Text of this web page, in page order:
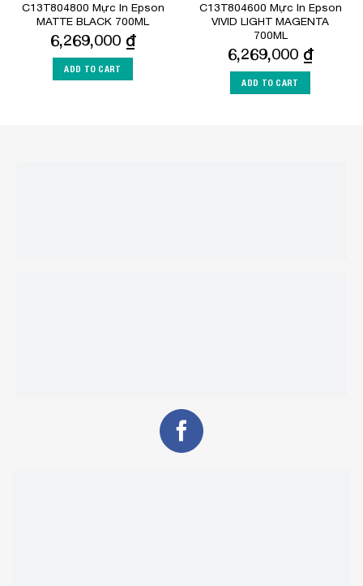
C13T804800 Mực In Epson
MATTE BLACK 700ML
6,269,000 ₫
ADD TO CART
C13T804600 Mực In Epson
VIVID LIGHT MAGENTA
700ML
6,269,000 ₫
ADD TO CART